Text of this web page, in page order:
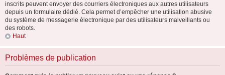
inscrits peuvent envoyer des courriers électroniques aux autres utilisateurs
depuis un formulaire dédié. Cela permet d’empêcher une utilisation abusive
du système de messagerie électronique par des utilisateurs malveillants ou
des robots.
Haut
Problèmes de publication